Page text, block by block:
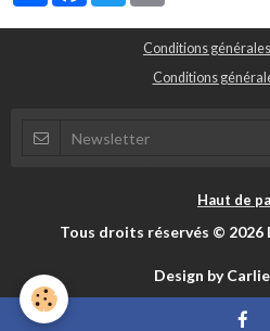
Conditions
Conditions
Haut de
Tous droits réservés © 2026
Design by